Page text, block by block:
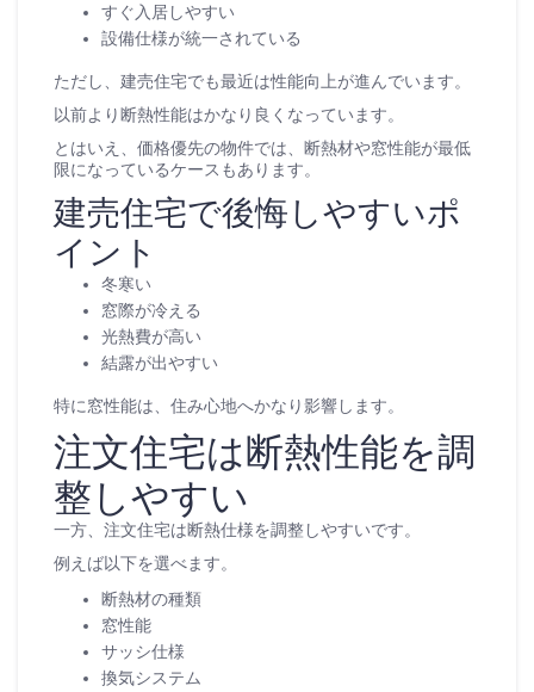
すぐ入居しやすい
設備仕様が統一されている
ただし、建売住宅でも最近は性能向上が進んでいます。
以前より断熱性能はかなり良くなっています。
とはいえ、価格優先の物件では、断熱材や窓性能が最低
限になっているケースもあります。
建売住宅で後悔しやすいポ
イント
冬寒い
窓際が冷える
光熱費が高い
結露が出やすい
特に窓性能は、住み心地へかなり影響します。
注文住宅は断熱性能を調
整しやすい
一方、注文住宅は断熱仕様を調整しやすいです。
例えば以下を選べます。
断熱材の種類
窓性能
サッシ仕様
換気システム